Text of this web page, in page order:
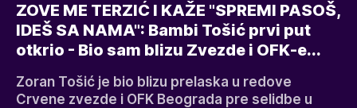
ZOVE ME TERZIĆ I KAŽE "SPREMI PASOŠ,
IDEŠ SA NAMA": Bambi Tošić prvi put
otkrio - Bio sam blizu Zvezde i OFK-e...
Zoran Tošić je bio blizu prelaska u redove
Crvene zvezde i OFK Beograda pre selidbe u